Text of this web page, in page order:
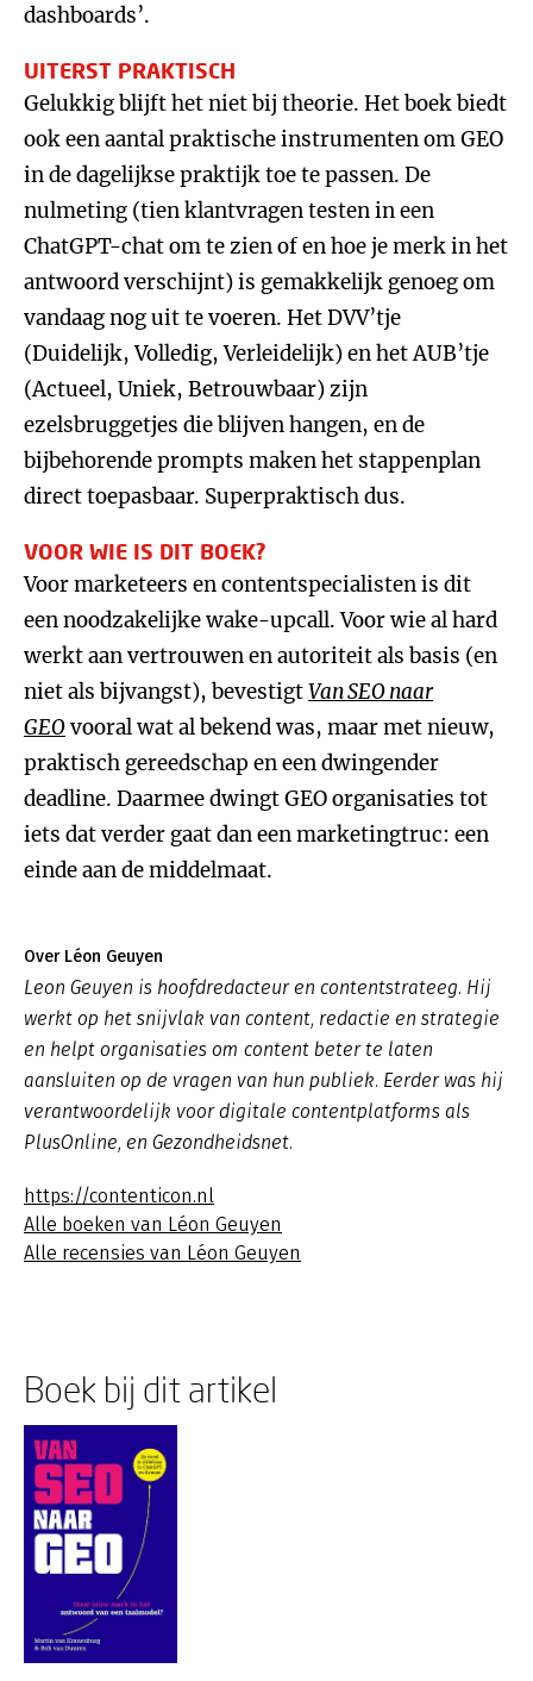
dashboards’.
UITERST PRAKTISCH
Gelukkig blijft het niet bij theorie. Het boek biedt
ook een aantal praktische instrumenten om GEO
in de dagelijkse praktijk toe te passen. De
nulmeting (tien klantvragen testen in een
ChatGPT-chat om te zien of en hoe je merk in het
antwoord verschijnt) is gemakkelijk genoeg om
vandaag nog uit te voeren. Het DVV’tje
(Duidelijk, Volledig, Verleidelijk) en het AUB’tje
(Actueel, Uniek, Betrouwbaar) zijn
ezelsbruggetjes die blijven hangen, en de
bijbehorende prompts maken het stappenplan
direct toepasbaar. Superpraktisch dus.
VOOR WIE IS DIT BOEK?
Voor marketeers en contentspecialisten is dit
een noodzakelijke wake-upcall. Voor wie al hard
werkt aan vertrouwen en autoriteit als basis (en
niet als bijvangst), bevestigtVan SEO naar
GEOvooral wat al bekend was, maar met nieuw,
praktisch gereedschap en een dwingender
deadline. Daarmee dwingt GEO organisaties tot
iets dat verder gaat dan een marketingtruc: een
einde aan de middelmaat.
Over Léon Geuyen
Leon Geuyen is hoofdredacteur en contentstrateeg. Hij
werkt op het snijvlak van content, redactie en strategie
en helpt organisaties om content beter te laten
aansluiten op de vragen van hun publiek. Eerder was hij
verantwoordelijk voor digitale contentplatforms als
PlusOnline, en Gezondheidsnet.
https://contenticon.nl
Alle boeken van Léon Geuyen
Alle recensies van Léon Geuyen
Boek bij dit artikel